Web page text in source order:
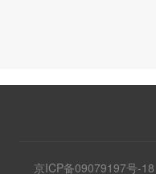
京ICP备09079197号-18